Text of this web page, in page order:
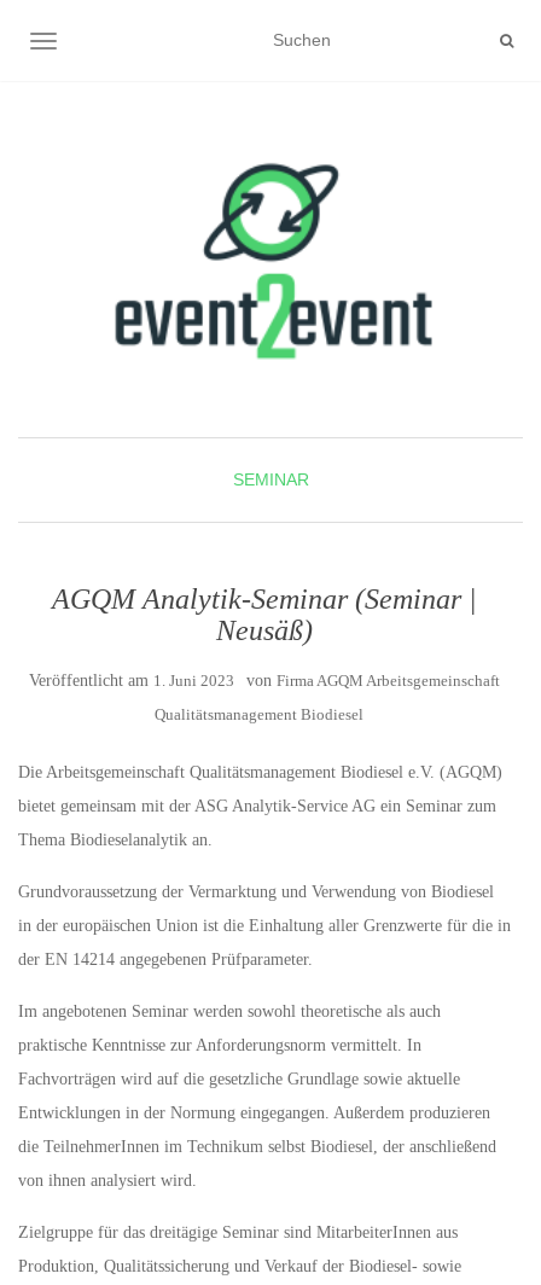
NAVIGATION UMSCHALTEN
SEMINAR
AGQM Analytik-Seminar (Seminar |
Neusäß)
Veröffentlicht am 1. Juni 2023 von Firma AGQM Arbeitsgemeinschaft
Qualitätsmanagement Biodiesel
Die Arbeitsgemeinschaft Qualitätsmanagement Biodiesel e.V. (AGQM)
bietet gemeinsam mit der ASG Analytik-Service AG ein Seminar zum
Thema Biodieselanalytik an.
Grundvoraussetzung der Vermarktung und Verwendung von Biodiesel
in der europäischen Union ist die Einhaltung aller Grenzwerte für die in
der EN 14214 angegebenen Prüfparameter.
Im angebotenen Seminar werden sowohl theoretische als auch
praktische Kenntnisse zur Anforderungsnorm vermittelt. In
Fachvorträgen wird auf die gesetzliche Grundlage sowie aktuelle
Entwicklungen in der Normung eingegangen. Außerdem produzieren
die TeilnehmerInnen im Technikum selbst Biodiesel, der anschließend
von ihnen analysiert wird.
Zielgruppe für das dreitägige Seminar sind MitarbeiterInnen aus
Produktion, Qualitätssicherung und Verkauf der Biodiesel- sowie